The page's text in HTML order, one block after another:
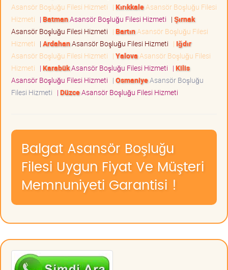
Asansör Boşluğu Filesi Hizmeti | KırıkkaleAsansör Boşluğu Filesi
Hizmeti | BatmanAsansör Boşluğu Filesi Hizmeti | Şırnak
Asansör Boşluğu Filesi Hizmeti | BartınAsansör Boşluğu Filesi
Hizmeti | ArdahanAsansör Boşluğu Filesi Hizmeti | Iğdır
Asansör Boşluğu Filesi Hizmeti | Yalova Asansör Boşluğu Filesi
Hizmeti | KarabükAsansör Boşluğu Filesi Hizmeti | Kilis
Asansör Boşluğu Filesi Hizmeti | OsmaniyeAsansör Boşluğu
Filesi Hizmeti | DüzceAsansör Boşluğu Filesi Hizmeti
Balgat Asansör Boşluğu
Filesi Uygun Fiyat Ve Müşteri
Memnuniyeti Garantisi !